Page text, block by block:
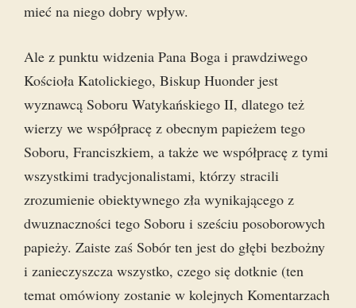
mieć na niego dobry wpływ.
Ale z punktu widzenia Pana Boga i prawdziwego
Kościoła Katolickiego, Biskup Huonder jest
wyznawcą Soboru Watykańskiego II, dlatego też
wierzy we współpracę z obecnym papieżem tego
Soboru, Franciszkiem, a także we współpracę z tymi
wszystkimi tradycjonalistami, którzy stracili
zrozumienie obiektywnego zła wynikającego z
dwuznaczności tego Soboru i sześciu posoborowych
papieży. Zaiste zaś Sobór ten jest do głębi bezbożny
i zanieczyszcza wszystko, czego się dotknie (ten
temat omówiony zostanie w kolejnych Komentarzach